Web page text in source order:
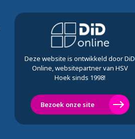
Deze website is ontwikkeld door DiD
Online, websitepartner van HSV
Hoek sinds 1998!
Bezoek onze site